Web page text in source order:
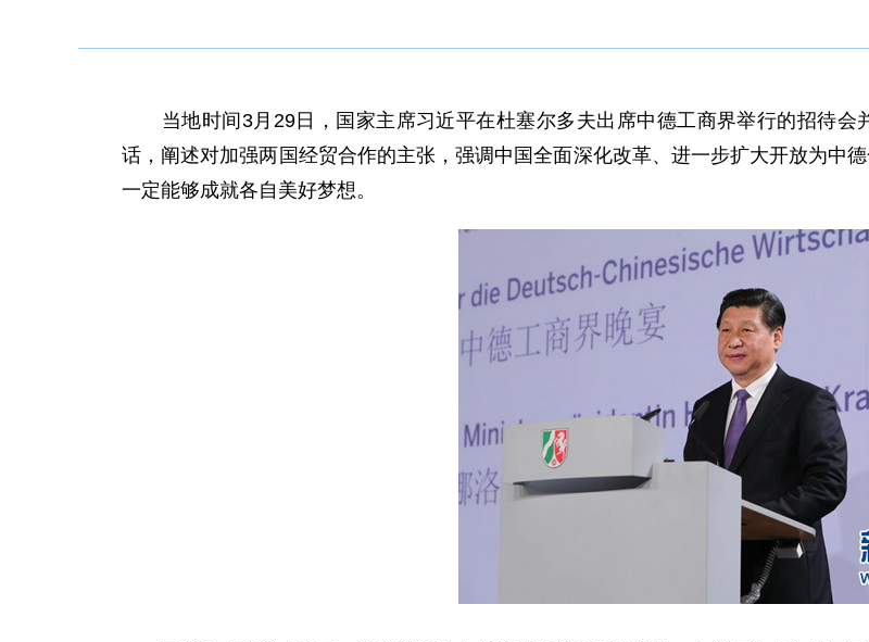
当地时间3月29日，国家主席习近平在杜塞尔多夫出席中德工商界举行的招待会
话，阐述对加强两国经贸合作的主张，强调中国全面深化改革、进一步扩大开放为中
一定能够成就各自美好梦想。